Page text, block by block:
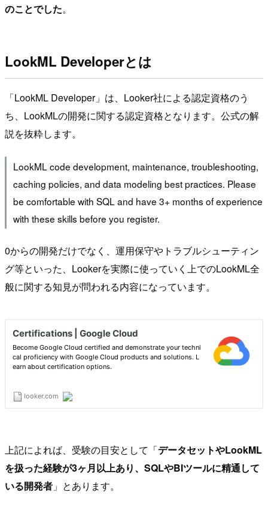
のことでした。
LookML Developerとは
「LookML Developer」は、Looker社による認定資格のう
ち、LookMLの開発に関する認定資格となります。公式の解
説を抜粋します。
LookML code development, maintenance, troubleshooting,
caching policies, and data modeling best practices. Please
be comfortable with SQL and have 3+ months of experience
with these skills before you register.
0からの開発だけでなく、運用保守やトラブルシューティン
グ等といった、Lookerを実際に使っていく上でのLookML全
般に関する知見が問われる内容になっています。
上記によれば、受験の目安として「データセットやLookML
を扱った経験が3ヶ月以上あり、SQLやBIツールに精通して
いる開発者 」とあります。